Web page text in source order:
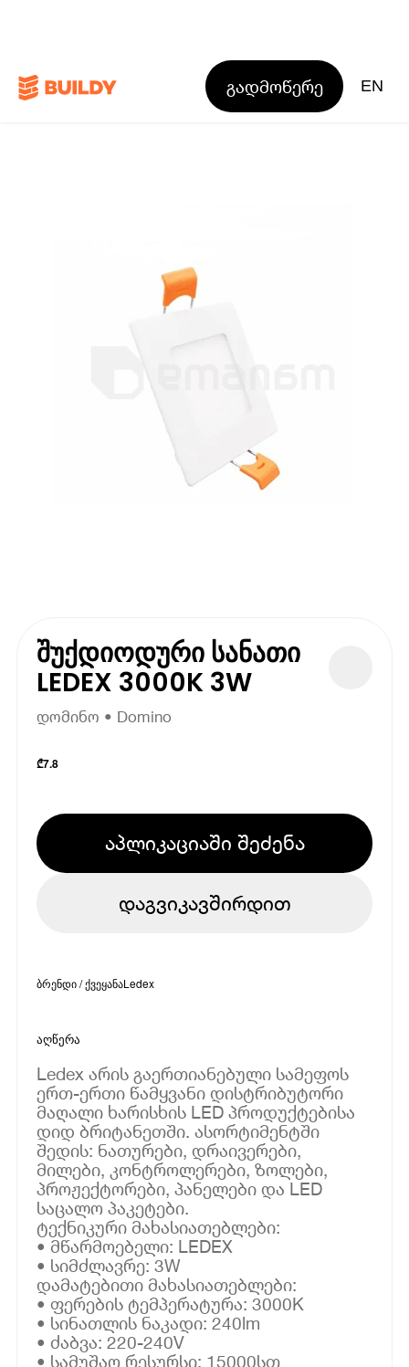
გადმოწერე EN
შუქდიოდური სანათი
LEDEX 3000K 3W
დომინო • Domino
₾7.8
აპლიკაციაში შეძენა
დაგვიკავშირდით
ბრენდი / ქვეყანაLedex
აღწერა
Ledex არის გაერთიანებული სამეფოს
ერთ-ერთი წამყვანი დისტრიბუტორი
მაღალი ხარისხის LED პროდუქტებისა
დიდ ბრიტანეთში. ასორტიმენტში
შედის: ნათურები, დრაივერები,
მილები, კონტროლერები, ზოლები,
პროჟექტორები, პანელები და LED
საცალო პაკეტები.
ტექნიკური მახასიათებლები:
• მწარმოებელი: LEDEX
• სიმძლავრე: 3W
დამატებითი მახასიათებლები:
• ფერების ტემპერატურა: 3000K
• სინათლის ნაკადი: 240lm
• ძაბვა: 220-240V
• სამუშაო რესურსი: 15000სთ